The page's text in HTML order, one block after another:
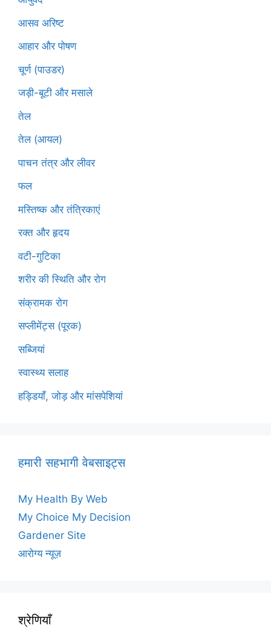
आसव अरिष्ट
आहार और पोषण
चूर्ण (पाउडर)
जड़ी-बूटी और मसाले
तेल
तेल (आयल)
पाचन तंत्र और लीवर
फल
मस्तिष्क और तंत्रिकाएं
रक्त और हृदय
वटी-गुटिका
शरीर की स्थिति और रोग
संक्रामक रोग
सप्लीमेंट्स (पूरक)
सब्जियां
स्वास्थ्य सलाह
हड्डियाँ, जोड़ और मांसपेशियां
हमारी सहभागी वेबसाइट्स
My Health By Web
My Choice My Decision
Gardener Site
आरोग्य न्यूज़
श्रेणियाँ